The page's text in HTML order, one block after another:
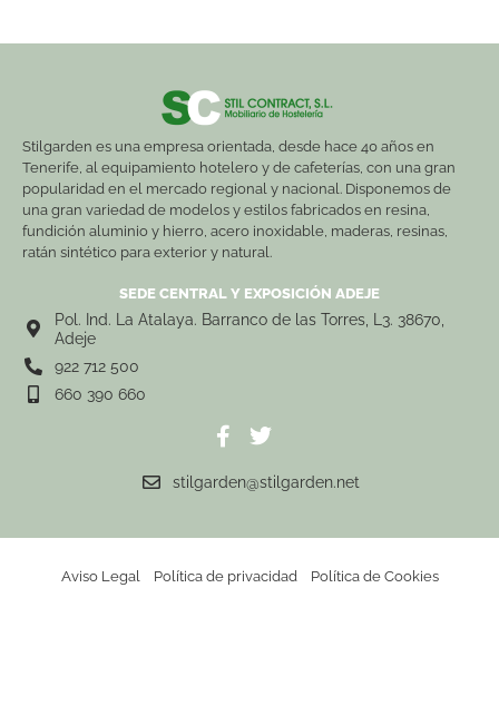
Stilgarden es una empresa orientada, desde hace 40 años en
Tenerife, al equipamiento hotelero y de cafeterías, con una gran
popularidad en el mercado regional y nacional. Disponemos de
una gran variedad de modelos y estilos fabricados en resina,
fundición aluminio y hierro, acero inoxidable, maderas, resinas,
ratán sintético para exterior y natural.
SEDE CENTRAL Y EXPOSICIÓN ADEJE
Pol. Ind. La Atalaya. Barranco de las Torres, L3. 38670,
Adeje
922 712 500
660 390 660
stilgarden@stilgarden.net
Aviso Legal Política de privacidad Política de Cookies